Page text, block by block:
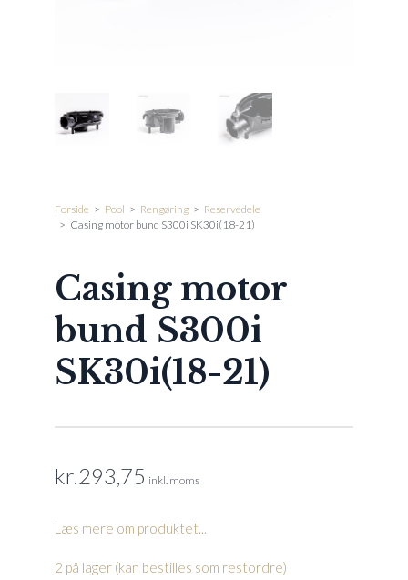
Forside > Pool > Rengøring > Reservedele
> Casing motor bund S300i SK30i(18-21)
Casing motor
bund S300i
SK30i(18-21)
kr. 293,75 inkl. moms
Læs mere om produktet...
2 på lager (kan bestilles som restordre)